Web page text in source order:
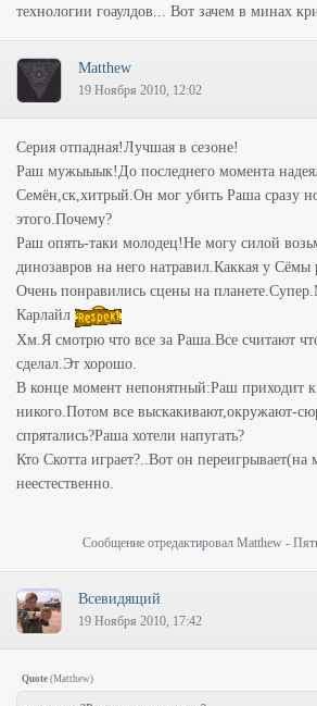
технологии гоаулдов... Вот зачем в минах
Matthew
19 Ноября 2010, 12:02
Серия отпадная!Лучшая в сезоне!
Раш мужыыык!До последнего момента
Семён,ск,хитрый.Он мог убить Раша сразу
этого.Почему?
Раш опять-таки молодец!Не могу силой
динозавров на него натравил.Каккая у
Очень понравились сцены на
Карлайл
Хм.Я смотрю что все за Раша.Все считают
сделал.Эт хорошо.
В конце момент непонятный:Раш приходит к
никого.Потом все выскакивают,окружают-
спрятались?Раша хотели напугать?
Кто Скотта играет?..Вот он переигрывает(на
неестественно.
Сообщение отредактировал Matthew -
Всевидящий
19 Ноября 2010, 17:42
Quote (Matthew)